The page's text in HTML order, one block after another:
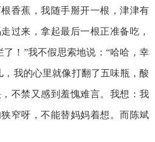
香蕉，我随手掰开一根，津津有
过来，拿起最后一根正准备吃，
了！”我不假思索地说：“哈哈，幸
我的心里就像打翻了五味瓶，酸
不禁又感到羞愧难言。我想：我
窄呀，不能替妈妈着想。而陈斌